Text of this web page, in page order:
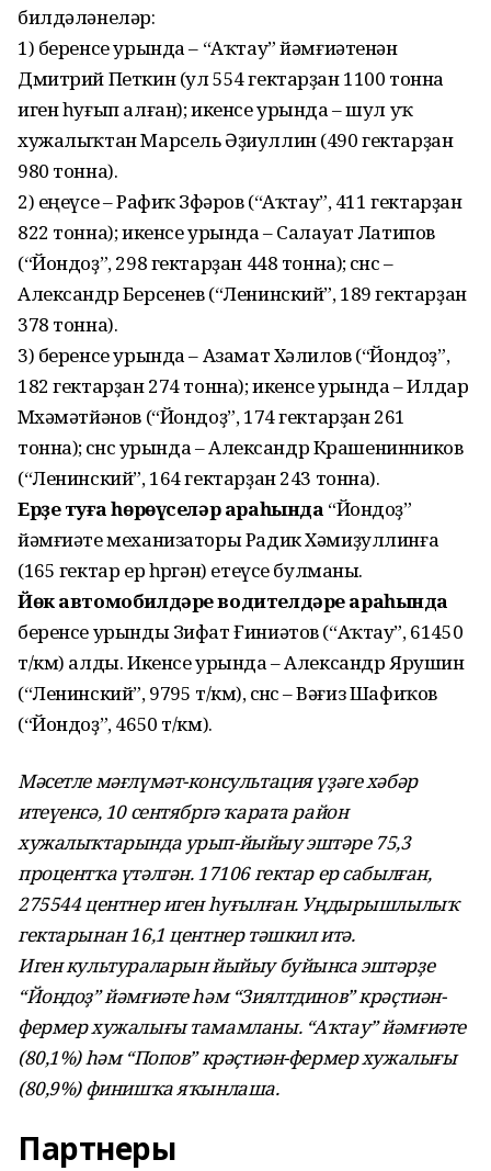
билдәләнеләр:
1) беренсе урында – “Аҡтау” йәмғиәтенән
Дмитрий Петкин (ул 554 гектарҙан 1100 тонна
иген һуғып алған); икенсе урында – шул уҡ
хужалыҡтан Марсель Әҙиуллин (490 гектарҙан
980 тонна).
2) еңеүсе – Рафиҡ Зөфәров (“Аҡтау”, 411 гектарҙан
822 тонна); икенсе урында – Салауат Латипов
(“Йондоҙ”, 298 гектарҙан 448 тонна); өсөнсө –
Александр Берсенев (“Ленинский”, 189 гектарҙан
378 тонна).
3) беренсе урында – Азамат Хәлилов (“Йондоҙ”,
182 гектарҙан 274 тонна); икенсе урында – Илдар
Мөхәмәтйәнов (“Йондоҙ”, 174 гектарҙан 261
тонна); өсөнсө урында – Александр Крашенинников
(“Ленинский”, 164 гектарҙан 243 тонна).
Ерҙе туңға һөрөүселәр араһында “Йондоҙ”
йәмғиәте механизаторы Радик Хәмиҙуллинға
(165 гектар ер һөргән) етеүсе булманы.
Йөк автомобилдәре водителдәре араһында
беренсе урынды Зифат Ғиниәтов (“Аҡтау”, 61450
т/км) алды. Икенсе урында – Александр Ярушин
(“Ленинский”, 9795 т/км), өсөнсө – Вәғиз Шафиҡов
(“Йондоҙ”, 4650 т/км).
Мәсетле мәғлүмәт-консультация үҙәге хәбәр
итеүенсә, 10 сентябргә ҡарата район
хужалыҡтарында урып-йыйыу эштәре 75,3
процентҡа үтәлгән. 17106 гектар ер сабылған,
275544 центнер иген һуғылған. Уңдырышлылыҡ
гектарынан 16,1 центнер тәшкил итә.
Иген культураларын йыйыу буйынса эштәрҙе
“Йондоҙ” йәмғиәте һәм “Зиялтдинов” крәҫтиән-
фермер хужалығы тамамланы. “Аҡтау” йәмғиәте
(80,1%) һәм “Попов” крәҫтиән-фермер хужалығы
(80,9%) финишҡа яҡынлаша.
Партнеры